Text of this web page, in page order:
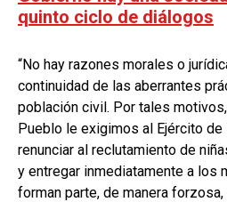
quinto ciclo de diálogos
“No hay razones morales o
continuidad de las aberrantes
población civil. Por tales
Pueblo le exigimos al Ejército de
renunciar al reclutamiento de
y entregar inmediatamente a los
forman parte, de manera